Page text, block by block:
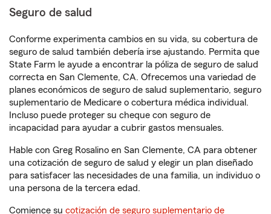
Seguro de salud
Conforme experimenta cambios en su vida, su cobertura de
seguro de salud también debería irse ajustando. Permita que
State Farm le ayude a encontrar la póliza de seguro de salud
correcta en San Clemente, CA. Ofrecemos una variedad de
planes económicos de seguro de salud suplementario, seguro
suplementario de Medicare o cobertura médica individual.
Incluso puede proteger su cheque con seguro de
incapacidad para ayudar a cubrir gastos mensuales.
Hable con Greg Rosalino en San Clemente, CA para obtener
una cotización de seguro de salud y elegir un plan diseñado
para satisfacer las necesidades de una familia, un individuo o
una persona de la tercera edad.
Comience su cotización de seguro suplementario de